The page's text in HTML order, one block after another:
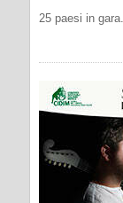
25 paesi in gara.